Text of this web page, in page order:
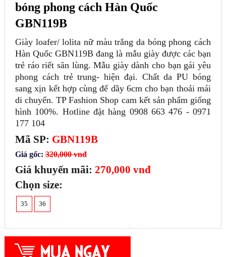
bóng phong cách Hàn Quốc
GBN119B
Giày loafer/ lolita nữ màu trắng da bóng phong cách
Hàn Quốc GBN119B đang là mẫu giày được các bạn
trẻ ráo riết săn lùng. Mẫu giày dành cho bạn gái yêu
phong cách trẻ trung- hiện đại. Chất da PU bóng
sang xịn kết hợp cùng đế dầy 6cm cho bạn thoải mái
di chuyển. TP Fashion Shop cam kết sản phẩm giống
hình 100%. Hotline đặt hàng 0908 663 476 - 0971
177 104
Mã SP: GBN119B
Giá gốc: 320,000 vnđ
Giá khuyến mãi: 270,000 vnđ
Chọn size:
35 36